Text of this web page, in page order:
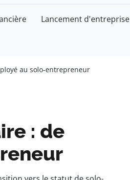
Lancement d'entreprise
au solo-entrepreneur
: de